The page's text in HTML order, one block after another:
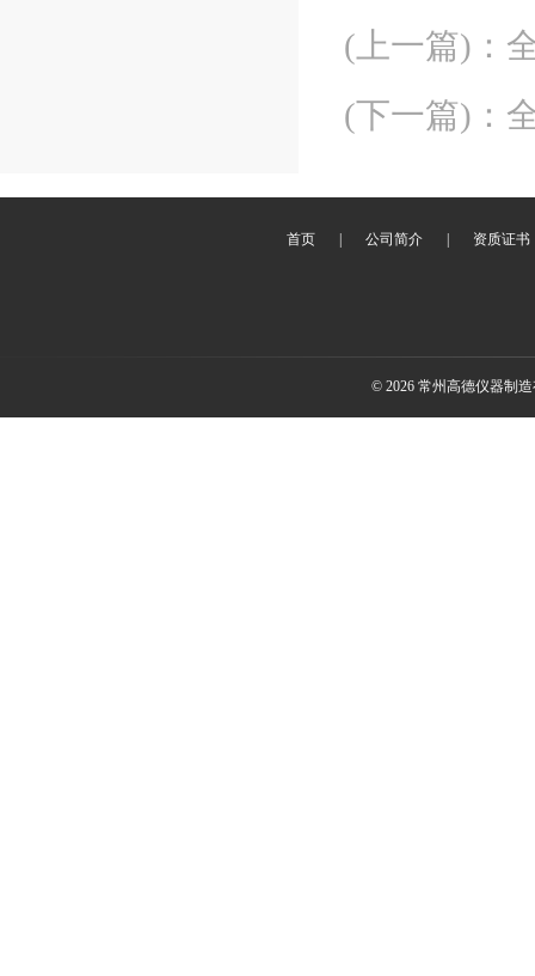
(上一篇) ：
(下一篇) ：
首页 公司简介 资质证书
© 2026 常州高德仪器制